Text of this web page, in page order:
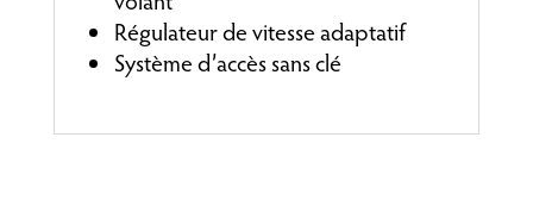
Régulateur de vitesse adaptatif
Système d’accès sans clé